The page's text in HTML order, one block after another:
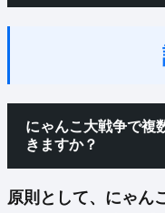
にゃんこ大戦争で複
きますか？
原則として、にゃん